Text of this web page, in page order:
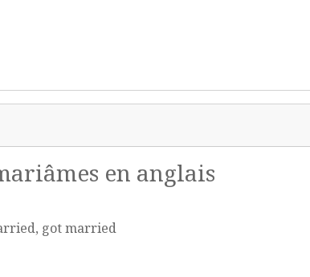
en anglais
got married